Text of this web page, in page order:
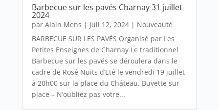
Barbecue sur les pavés Charnay 31 juillet
2024
par Alain Mens | Juil 12, 2024| Nouveauté
BARBECUE SUR LES PAVÉS Organisé par Les
Petites Enseignes de Charnay Le traditionnel
Barbecue sur les pavés se déroulera dans le
cadre de Rosé Nuits d’Eté le vendredi 19 juillet
à 20h00 sur la place du Château. Buvette sur
place – N’oubliez pas votre...